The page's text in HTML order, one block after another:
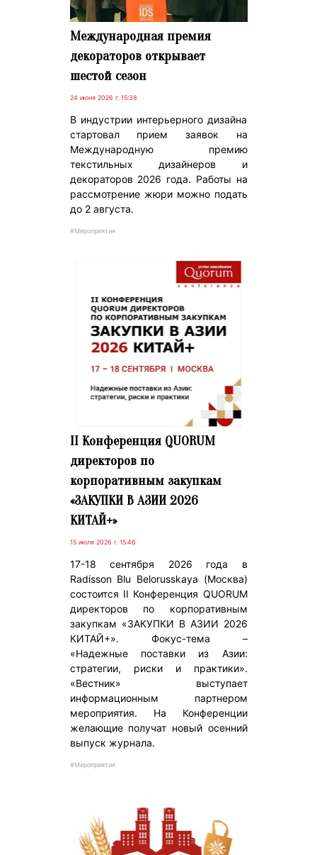
Международная премия
декораторов открывает
шестой сезон
24 июня 2026 г. 15:38
В индустрии интерьерного дизайна
стартовал прием заявок на
Международную премию
текстильных дизайнеров и
декораторов 2026 года. Работы на
рассмотрение жюри можно подать
до 2 августа.
#Мероприятия
II Конференция QUORUM
директоров по
корпоративным закупкам
«ЗАКУПКИ В АЗИИ 2026
КИТАЙ+»
15 июля 2026 г. 15:46
17-18 сентября 2026 года в
Radisson Blu Belorusskaya (Москва)
состоится II Конференция QUORUM
директоров по корпоративным
закупкам «ЗАКУПКИ В АЗИИ 2026
КИТАЙ+». Фокус-тема –
«Надежные поставки из Азии:
стратегии, риски и практики».
«Вестник» выступает
информационным партнером
мероприятия. На Конференции
желающие получат новый осенний
выпуск журнала.
#Мероприятия